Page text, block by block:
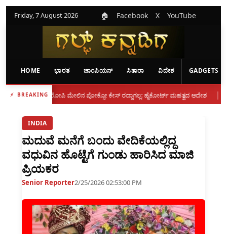
Friday, 7 August 2026 🏠 Facebook X YouTube
HOME ಭಾರತ ಚಾಂಪಿಯನ್ ಸಿತಾರಾ ವಿದೇಶ GADGETS
BREAKING
ಮೇಲಿನ ಪೋಕ್ಸೋ ಕೇಸ್ ರದ್ದಾಗಲ್ಲ: ಹೈಕೋರ್ಟ್ ಮಹತ್ವದ ಆದೇಶ | ಫೋನ್ ನಲ್ಲೇ ಪಾಕ್
INDIA
ಮದುವೆ ಮನೆಗೆ ಬಂದು ವೇದಿಕೆಯಲ್ಲಿದ್ದ
ವಧುವಿನ ಹೊಟ್ಟೆಗೆ ಗುಂಡು ಹಾರಿಸಿದ ಮಾಜಿ
ಪ್ರಿಯಕರ
Senior Reporter2/25/2026 02:53:00 PM